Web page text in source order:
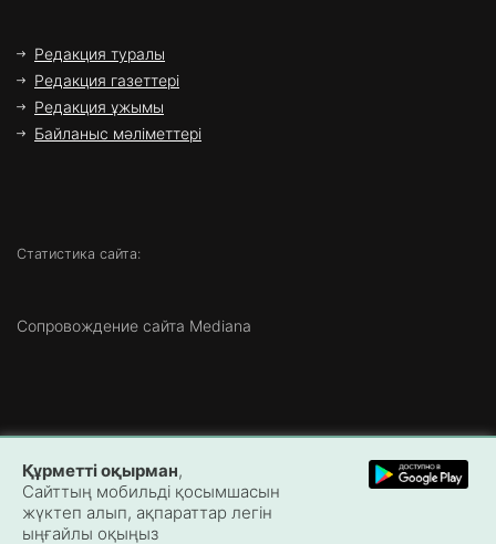
Редакция туралы
Редакция газеттері
Редакция ұжымы
Байланыс мәліметтері
Статистика сайта:
Сопровождение сайта Mediana
Құрметті оқырман,
Сайттың мобильді қосымшасын
жүктеп алып, ақпараттар легін
ыңғайлы оқыңыз